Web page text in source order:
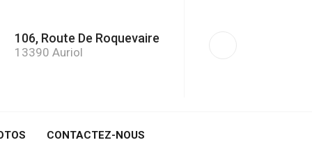
106, Route De Roquevaire
13390 Auriol
CONTACTEZ-NOUS